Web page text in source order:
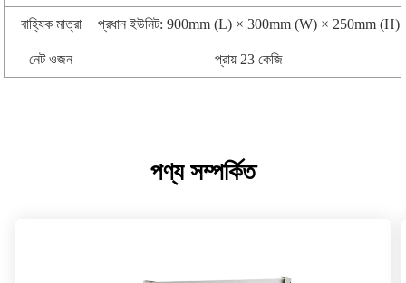
বাহ্যিক মাত্রা প্রধান ইউনিট: 900mm (L) × 300mm (W) × 250mm (H)
নেট ওজন প্রায় 23 কেজি
পণ্য সম্পর্কিত